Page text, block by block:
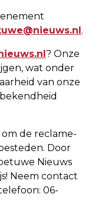
.
? Onze
wat onder
van onze
de reclame-
Door
Nieuws
Neem contact
06-